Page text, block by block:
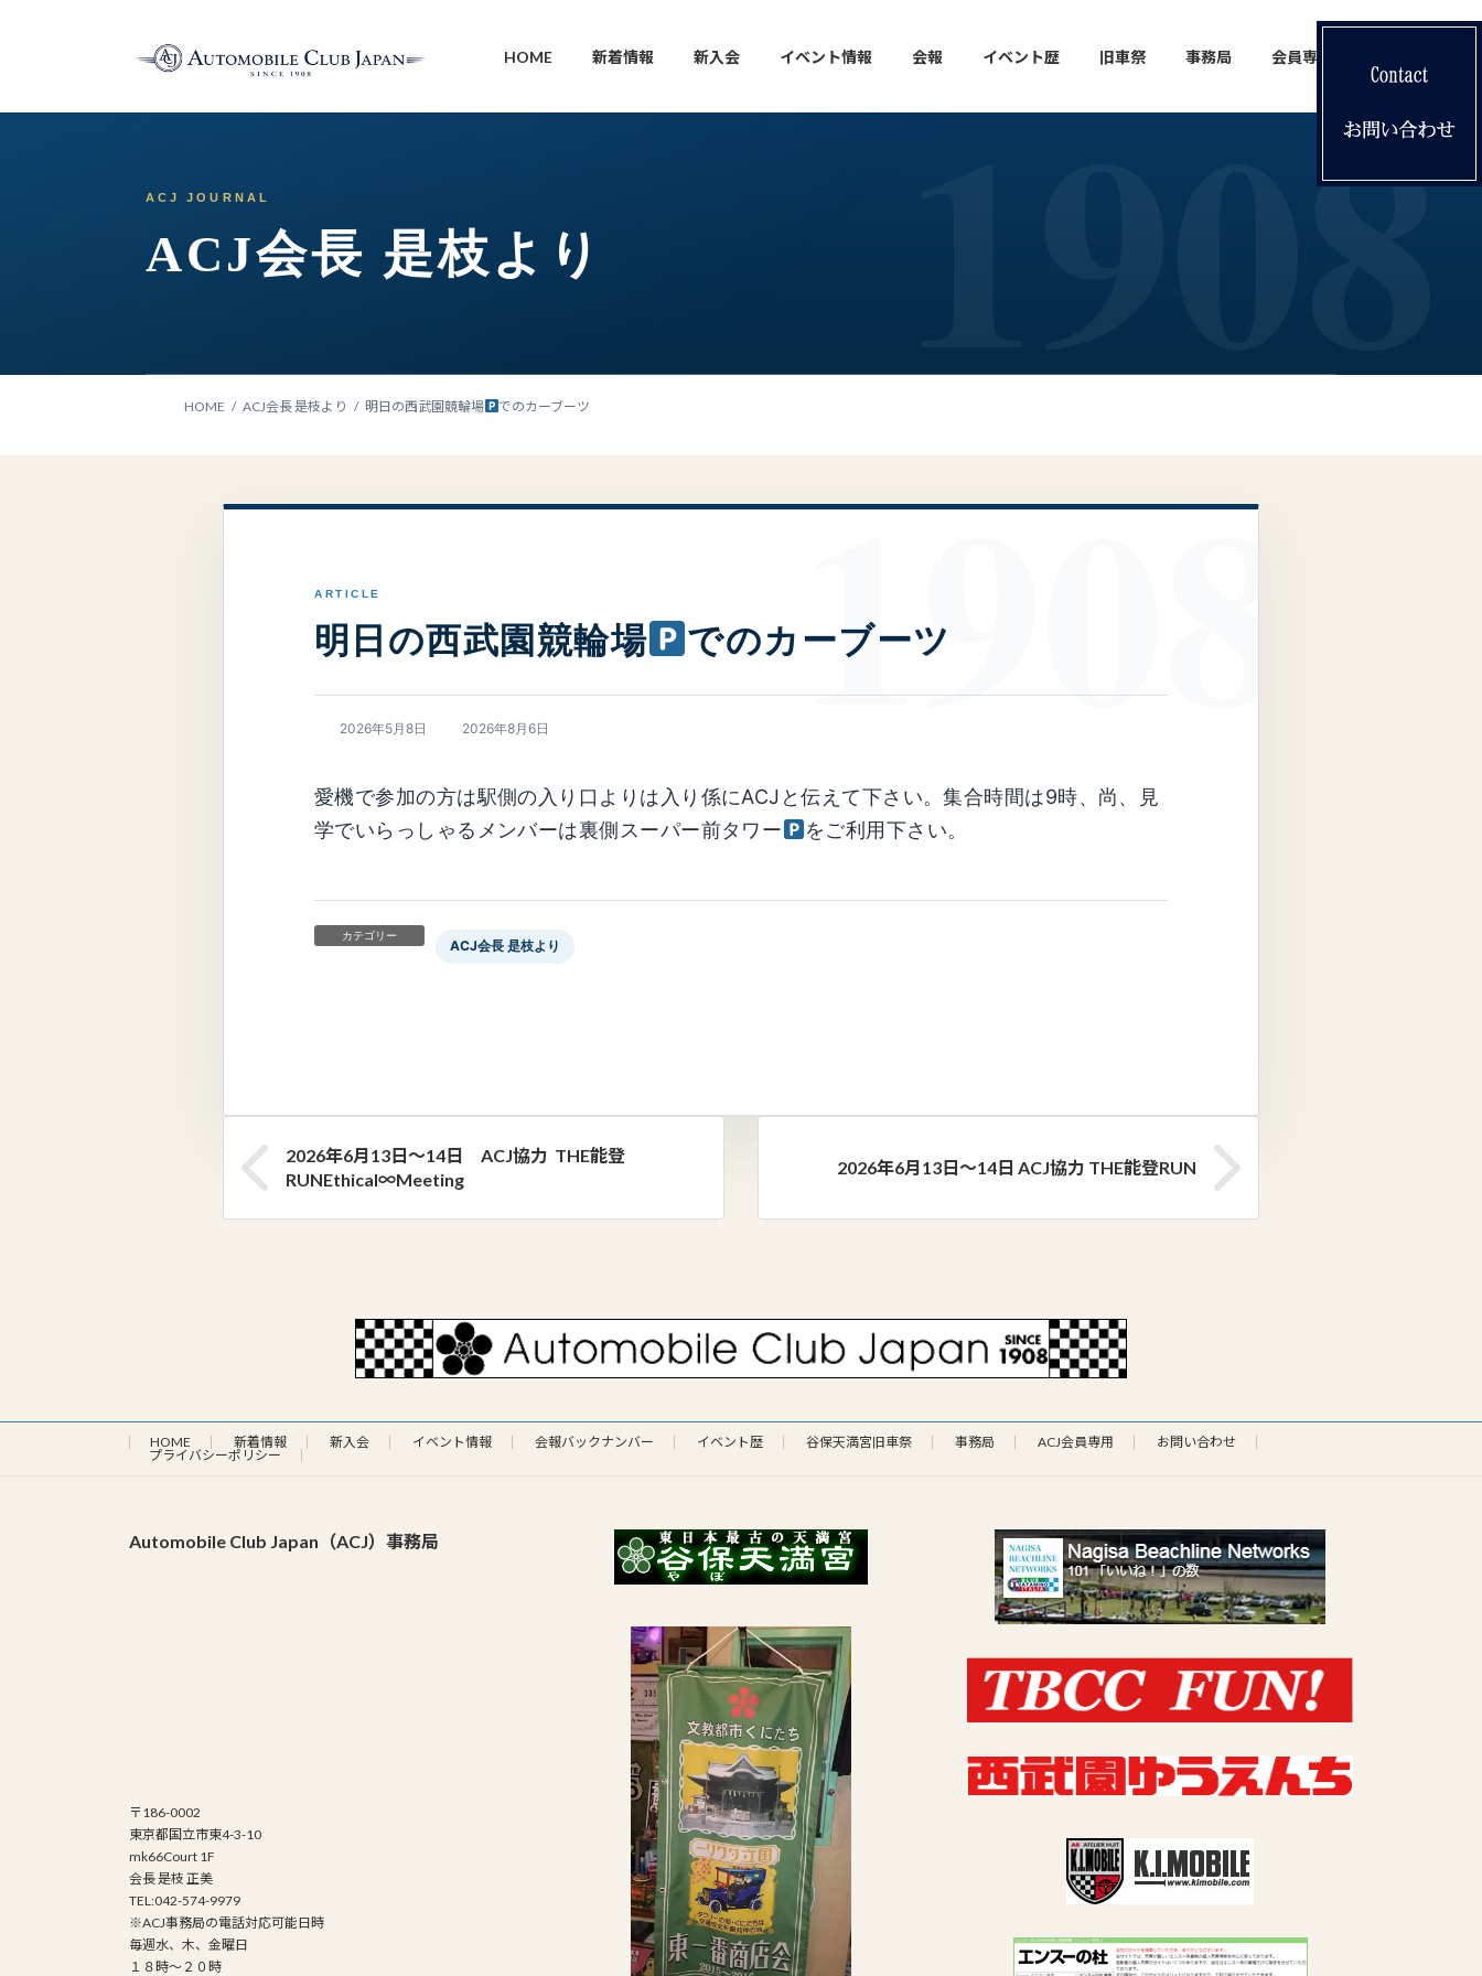
ツ
シ
HOME 新着情報 新入会 イベント情報 会報 イベント歴 旧車祭 事務局 会員専用
ACJ会長 是枝より
HOME ACJ会長 是枝より 明日の西武園競輪場 でのカーブーツ
明日の西武園競輪場 でのカーブーツ
2026年5月8日
最
日
時
:
2026年8月6日
愛機で参加の方は駅側の入り口よりは入り係にACJと伝えて下さい。集合時間は9時、尚、見
学でいらっしゃるメンバーは裏側スーパー前タワー
をご利用下さい。
カテゴリー
ACJ会長 是枝より
2026年6月13日～14日 ACJ協力 THE能登
RUNEthical∞Meeting
2026年6月13日～14日 ACJ協力 THE能登RUN
HOME 新着情報 新入会 イベント情報 会報バックナンバー イベント歴 谷保天満宮旧車祭 事務局 ACJ会員専用
お問い合わせ
プライバシーポリシー
Automobile Club Japan（ACJ）事務局
〒186-0002
東京都国立市東4-3-10
mk66Court 1F
会長 是枝 正美
TEL:042-574-9979
※ACJ事務局の電話対応可能日時
毎週水、木、金曜日
１８時～２０時